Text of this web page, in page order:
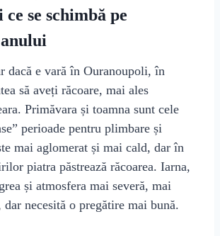
se schimbă pe
dacă e vară în Ouranoupoli, în
să aveți răcoare, mai ales
Primăvara și toamna sunt cele
perioade pentru plimbare și
mai aglomerat și mai cald, dar în
piatra păstrează răcoarea. Iarna,
și atmosfera mai severă, mai
necesită o pregătire mai bună.